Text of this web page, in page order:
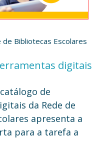
de Bibliotecas Escolares
digitais
de
da Rede de
apresenta a
para a tarefa a